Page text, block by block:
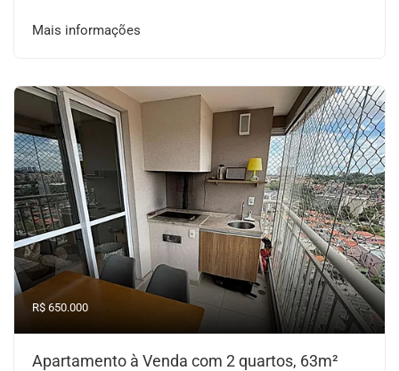
Mais informações
R$ 650.000
Apartamento à Venda com 2 quartos, 63m²